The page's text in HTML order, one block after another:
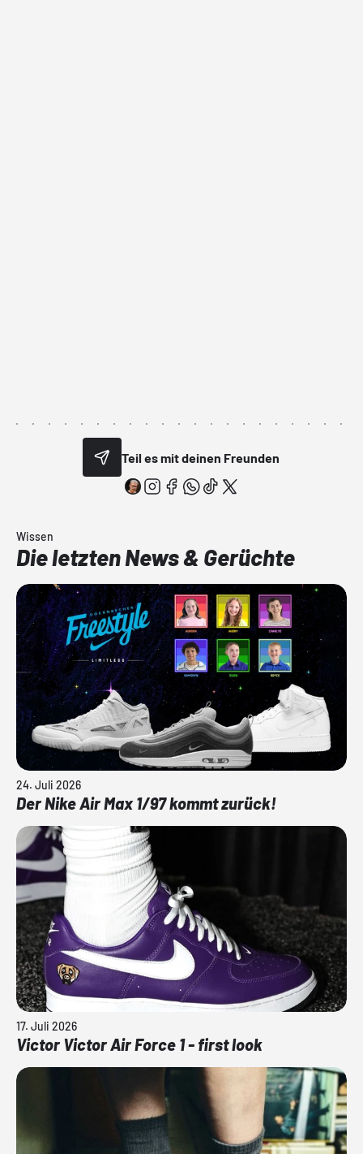
Teil es mit deinen Freunden
Wissen
Die letzten News & Gerüchte
24. Juli 2026
Der Nike Air Max 1/97 kommt zurück!
17. Juli 2026
Victor Victor Air Force 1 - first look